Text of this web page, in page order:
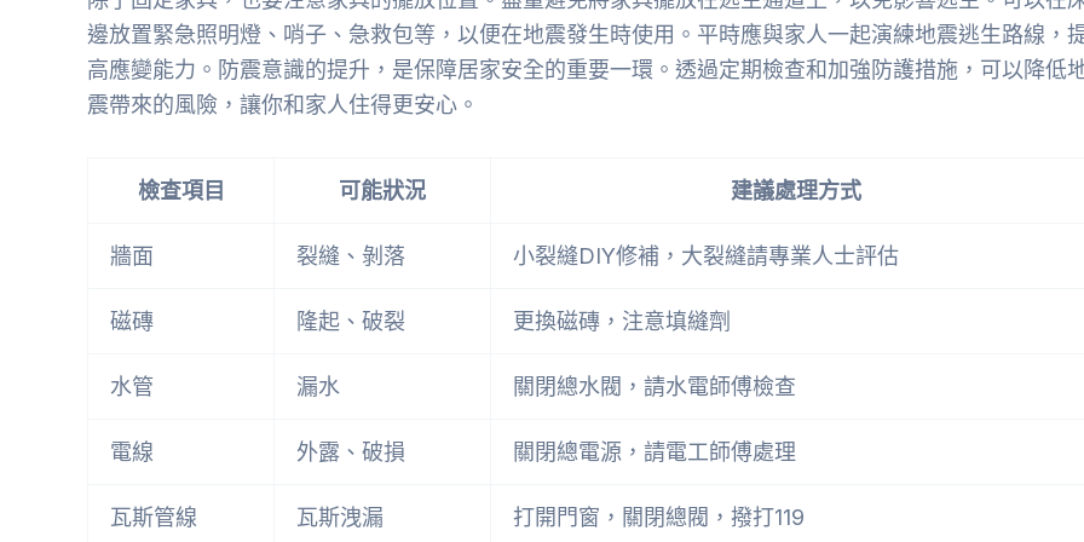
邊放置緊急照明燈、哨子、急救包等，以便在地震發生時使用。平時應與家人一起演練地震逃生路線，
高應變能力。防震意識的提升，是保障居家安全的重要一環。透過定期檢查和加強防護措施，可以降低
震帶來的風險，讓你和家人住得更安心。
檢查項目 可能狀況 建議處理方式
牆面 裂縫、剝落 小裂縫DIY修補，大裂縫請專業人士評估
磁磚 隆起、破裂 更換磁磚，注意填縫劑
水管 漏水 關閉總水閥，請水電師傅檢查
電線 外露、破損 關閉總電源，請電工師傅處理
瓦斯管線 瓦斯洩漏 打開門窗，關閉總閥，撥打119